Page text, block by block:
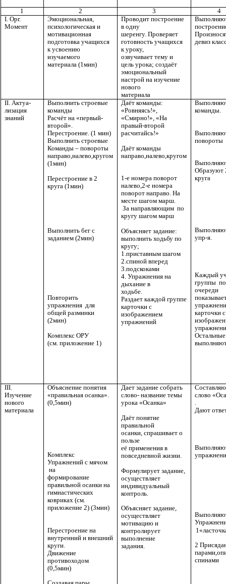
1 2 3
4
I. Орг.
Момент
Эмоциональная,
психологическая и
мотивационная
подготовка учащихся
к усвоению
изучаемого
материала (1мин)
Проводит построение
в одну
шеренгу. Проверяет
готовность учащихся
к уроку,
озвучивает тему и
цель урока; создаёт
эмоциональный
настрой на изучение
нового
материала
девиз
II. Актуа-
лизация
знаний
Выполнить строевые
команды
Расчёт на «первый-
второй».
Перестроение. (1 мин)
Выполнить строевые
Команды – повороты
направо,налево,кругом
(1мин)
Перестроение в 2
круга (1мин)
Выполнить бег с
заданием (2мин)
Повторить
упражнения для
общей разминки
(2мин)
Комплекс ОРУ
(см. приложение 1)
Даёт команды:
«Ровняясь!»,
«Смирно!», «На
правый-второй
расчитайсь!»
Даёт команды
направо,налево,кругом
1-е номера поворот
налево,2-е номера
поворот направо. На
месте шагом марш.
За направляющим по
кругу шагом марш
Объясняет задание:
выполнить ходьбу по
кругу;
1.приставным шагом
2.спиной вперед
3.подскоками
4. Упражнения на
дыхание в
ходьбе.
Раздает каждой группе
карточки с
изображением
упражнений
команды.
повороты
Образуют
круга
упр-я.
Каждый
группы по
очереди
карточки с
Остальные
III.
Изучение
нового
материала
Объяснение понятия
«правильная осанка».
(0,5мин)
Комплекс
Упражнений с мячом
на
формирование
правильной осанки на
гимнастических
ковриках (см.
приложение 2) (3мин)
Перестроение на
внутренний и внешний
круги.
Движение
противоходом
(0,5мин)
Дает задание собрать
слово- название темы
урока «Осанка»
Даёт понятие
правильной
осанки, спрашивает о
пользе
её применения в
повседневной жизни.
Формулирует задание,
осуществляет
индивидуальный
контроль.
Объясняет задание,
осуществляет
мотивацию и
контролирует
выполнение
задания.
слово
.
Дают
2
спинами